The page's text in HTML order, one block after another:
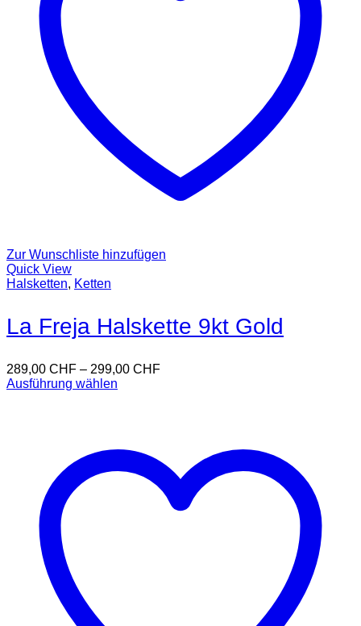
Zur Wunschliste hinzufügen
Quick View
Halsketten, Ketten
La Freja Halskette 9kt Gold
289,00 CHF – 299,00 CHF
Ausführung wählen